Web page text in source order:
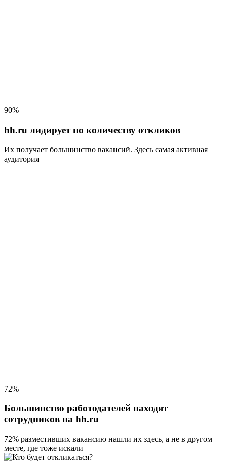
90%
hh.ru лидирует по количеству откликов
Их получает большинство вакансий. Здесь самая активная
аудитория
72%
Большинство работодателей находят
сотрудников на hh.ru
72% разместивших вакансию нашли их здесь, а не в другом
месте, где тоже искали